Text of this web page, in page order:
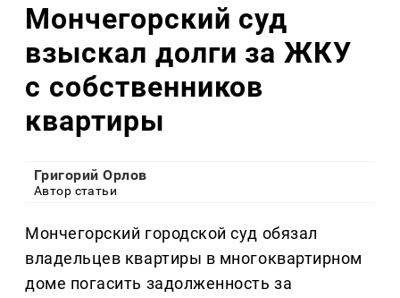
Мончегорский суд
взыскал долги за ЖКУ
с собственников
квартиры
Григорий Орлов
Автор статьи
Мончегорский городской суд обязал
владельцев квартиры в многоквартирном
доме погасить задолженность за